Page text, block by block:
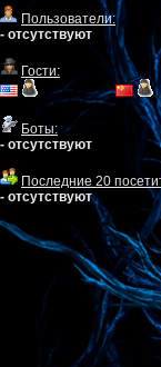
Пользователи:
- отсутствуют
Гости:
Боты:
- отсутствуют
Последние 20
- отсутствуют